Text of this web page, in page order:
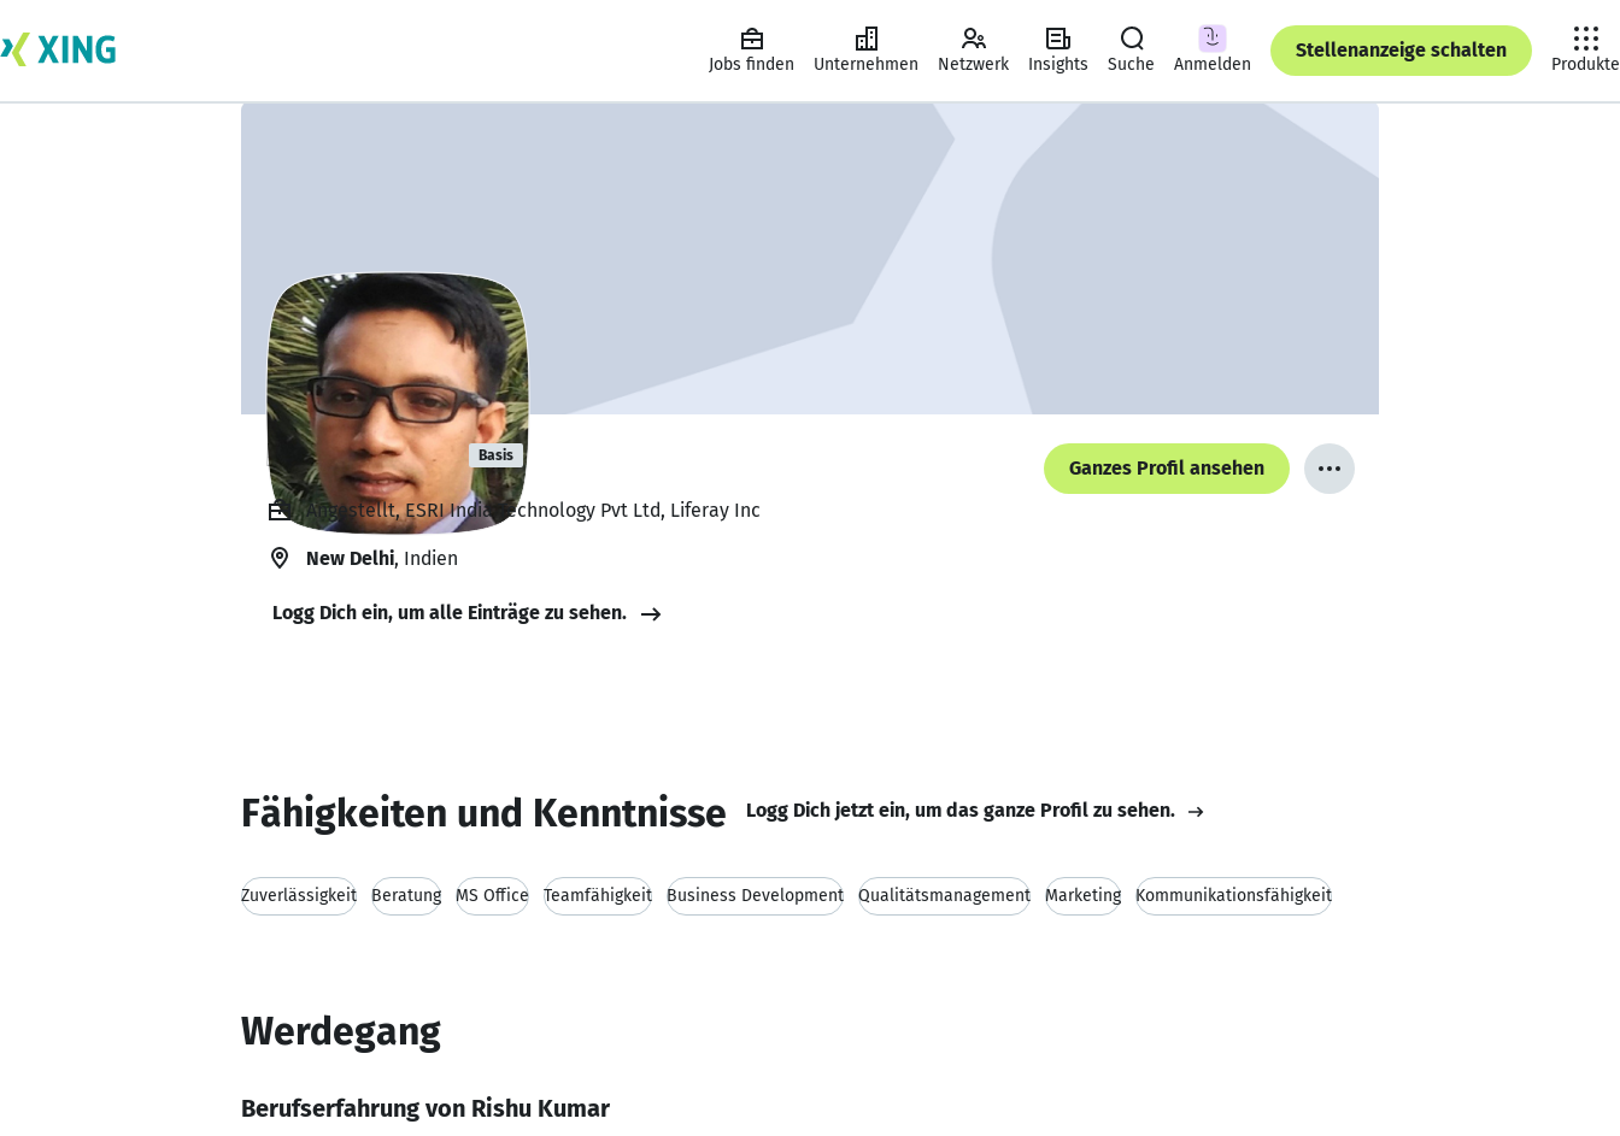
Jobs finden Unternehmen Netzwerk Insights Suche Anmelden
Stellenanzeige schalten
Produkte
Rishu Kumar Basis
Ganzes Profil ansehen
Angestellt, ESRI India Technology Pvt Ltd, Liferay Inc
New Delhi, Indien
Logg Dich ein, um alle Einträge zu sehen.
Fähigkeiten und Kenntnisse Logg Dich jetzt ein, um das ganze Profil zu sehen.
Zuverlässigkeit Beratung MS Office Teamfähigkeit Business Development Qualitätsmanagement Marketing Kommunikationsfähigkeit
Werdegang
Berufserfahrung von Rishu Kumar